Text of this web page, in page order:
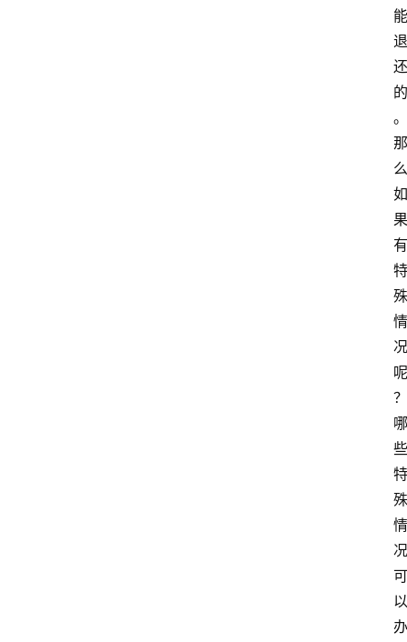
能
退
还
的
。
那
么
如
果
有
特
殊
情
况
呢
？
哪
些
特
殊
情
况
可
以
办